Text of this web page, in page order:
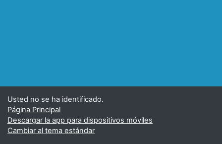
Usted no se ha identificado.
Página Principal
Descargar la app para dispositivos móviles
Cambiar al tema estándar